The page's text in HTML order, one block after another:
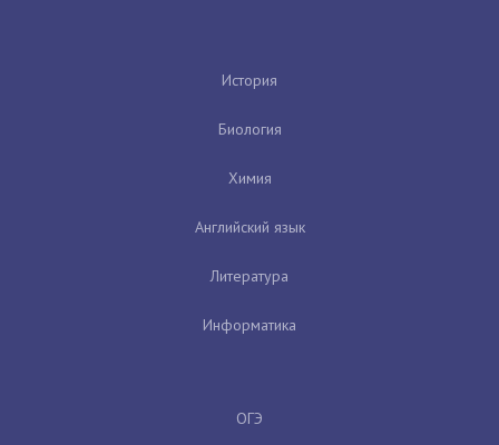
История
Биология
Химия
Английский язык
Литература
Информатика
ОГЭ